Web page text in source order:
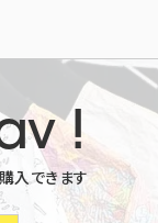
!
入できます